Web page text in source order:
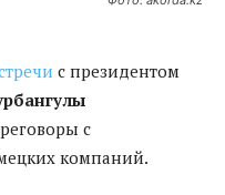
с президентом
с
компаний.